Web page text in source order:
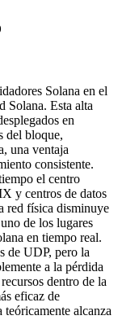
Solana en el
Solana. Esta alta
en
del bloque,
una ventaja
consistente.
el centro
y centros de datos
red física disminuye
de los lugares
en tiempo real.
de UDP, pero la
a la pérdida
dentro de la
eficaz de
alcanza